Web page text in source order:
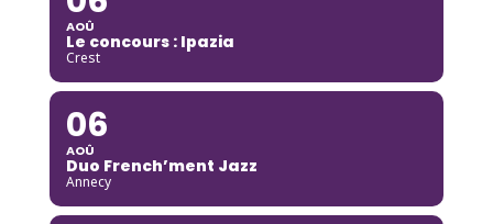
AOÛ
Le concours : Ipazia
Crest
06
AOÛ
Duo French’ment Jazz
Annecy